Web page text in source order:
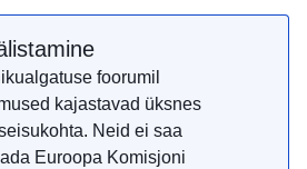
foorumil
kajastavad üksnes
Neid ei saa
Euroopa Komisjoni